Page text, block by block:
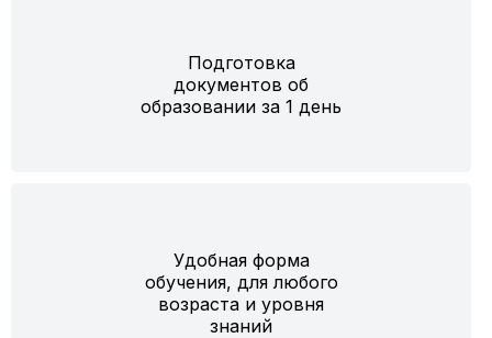
Подготовка
документов об
образовании за 1 день
Удобная форма
обучения, для любого
возраста и уровня
знаний